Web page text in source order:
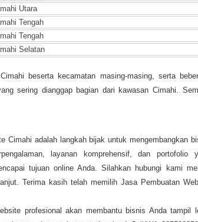
Utara
Tengah
Tengah
Selatan
beserta kecamatan masing-masing, serta
sering dianggap bagian dari kawasan Cimahi.
Cimahi adalah langkah bijak untuk mengembangkan
layanan komprehensif, dan portofolio
tujuan online Anda. Silahkan hubungi kami
Terima kasih telah memilih Jasa Pembuatan
profesional akan membantu bisnis Anda tampil